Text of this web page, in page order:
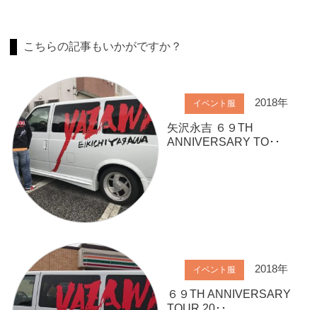
こちらの記事もいかがですか？
イベント服 2018年
矢沢永吉 ６９TH
ANNIVERSARY TO･･
イベント服 2018年
６９TH ANNIVERSARY